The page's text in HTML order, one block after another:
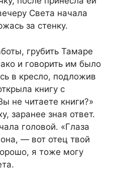
Света начала
за стенку.
грубить Тамаре
и говорить им было
в кресло, подложив
книгу с
не читаете книги?»
заранее зная ответ.
головой. «Глаза
— вот отец твой
я тоже могу